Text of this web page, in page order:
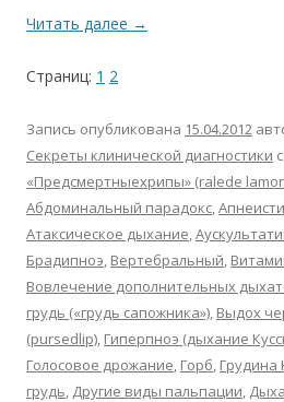
Читать далее →
Страниц: 1 2
Запись опубликована 15.04.2012
Секреты клинической диагностики
«Предсмертныехрипы» (ralede
Абдоминальный парадокс,
Атаксическое дыхание,
Брадипноэ, Вертебральный,
Вовлечение дополнительных
грудь («грудь сапожника»), Выдох
(pursedlip), Гиперпноэ (дыхание
Голосовое дрожание, Горб, Грудина
грудь, Другие виды пальпации,